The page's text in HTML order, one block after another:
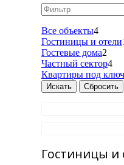
Все объекты4
Гостиницы и отели
Гостевые дома2
Частный сектор4
Квартиры под ключ
Гостиницы и